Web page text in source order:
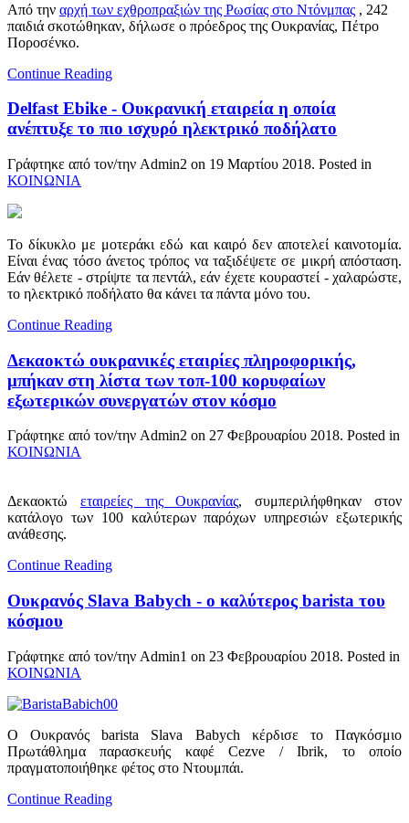
Από την αρχή των εχθροπραξιών της Ρωσίας στο Ντόνμπας , 242
παιδιά σκοτώθηκαν, δήλωσε ο πρόεδρος της Ουκρανίας, Πέτρο
Ποροσένκο.
Continue Reading
Delfast Ebike - Ουκρανική εταιρεία η οποία
ανέπτυξε το πιο ισχυρό ηλεκτρικό ποδήλατο
Γράφτηκε από τον/την Admin2 on 19 Μαρτίου 2018. Posted in
ΚΟΙΝΩΝΙΑ
Το δίκυκλο με μοτεράκι εδώ και καιρό δεν αποτελεί καινοτομία.
Είναι ένας τόσο άνετος τρόπος να ταξιδέψετε σε μικρή απόσταση.
Εάν θέλετε - στρίψτε τα πεντάλ, εάν έχετε κουραστεί - χαλαρώστε,
το ηλεκτρικό ποδήλατο θα κάνει τα πάντα μόνο του.
Continue Reading
Δεκαοκτώ ουκρανικές εταιρίες πληροφορικής,
μπήκαν στη λίστα των τοπ-100 κορυφαίων
εξωτερικών συνεργατών στον κόσμο
Γράφτηκε από τον/την Admin2 on 27 Φεβρουαρίου 2018. Posted in
ΚΟΙΝΩΝΙΑ
Δεκαοκτώ εταιρείες της Ουκρανίας, συμπεριλήφθηκαν στον
κατάλογο των 100 καλύτερων παρόχων υπηρεσιών εξωτερικής
ανάθεσης.
Continue Reading
Ουκρανός Slava Babych - ο καλύτερος barista του
κόσμου
Γράφτηκε από τον/την Admin1 on 23 Φεβρουαρίου 2018. Posted in
ΚΟΙΝΩΝΙΑ
Ο Ουκρανός barista Slava Babych κέρδισε το Παγκόσμιο
Πρωτάθλημα παρασκευής καφέ Cezve / Ibrik, το οποίο
πραγματοποιήθηκε φέτος στο Ντουμπάι.
Continue Reading